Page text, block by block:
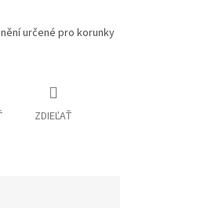
určené pro korunky
ZDIEĽAŤ